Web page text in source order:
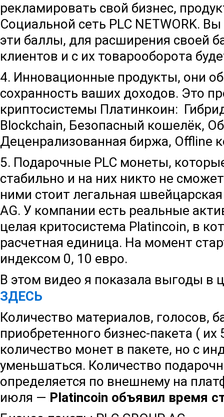
рекламировать свой бизнес,
Социальной сеть PLC NETWORK.
эти баллы, для расширения своей
клиентов и с их товарооборота
4. Инновационные продукты, они
сохранность ваших доходов. Это
криптосистемы Платинкоин:
Blockchain, Безопасный кошелёк,
Деценрализованная биржа, Offline
5. Подарочные PLC монеты,
стабильно и на них никто не
ними стоит легальная
AG. У компании есть реальные
целая критосистема Platincoin, в
расчетная единица. На момент
индексом 0, 10 евро.
В этом видео я показала выгоды в
ЗДЕСЬ
Количество материалов, голосов,
приобретенного бизнес-пакета ( их
количество монет в пакете, но с
уменьшаться. Количество
определяется по внешнему на
июля — Platincoin объявил время